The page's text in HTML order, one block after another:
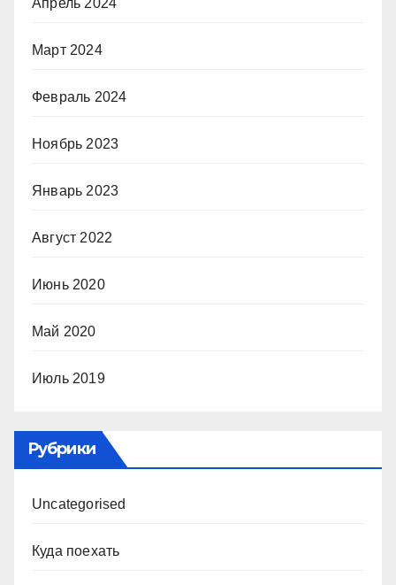
Апрель 2024
Март 2024
Февраль 2024
Ноябрь 2023
Январь 2023
Август 2022
Июнь 2020
Май 2020
Июль 2019
Рубрики
Uncategorised
Куда поехать